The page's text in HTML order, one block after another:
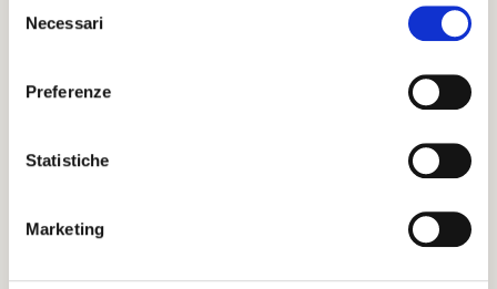
Necessari
Preferenze
Statistiche
Marketing